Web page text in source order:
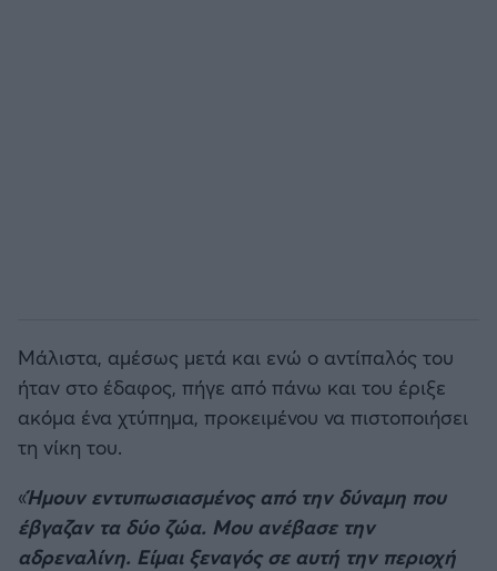
Μάλιστα, αμέσως μετά και ενώ ο αντίπαλός του
ήταν στο έδαφος, πήγε από πάνω και του έριξε
ακόμα ένα χτύπημα, προκειμένου να πιστοποιήσει
τη νίκη του.
«Ήμουν εντυπωσιασμένος από την δύναμη που
έβγαζαν τα δύο ζώα. Μου ανέβασε την
αδρεναλίνη. Είμαι ξεναγός σε αυτή την περιοχή